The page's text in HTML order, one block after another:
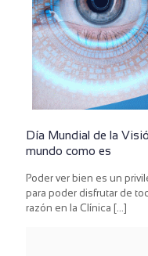
Día Mundial de la
mundo como es
Poder ver bien es un
para poder disfrutar de
razón en la Clínica […]